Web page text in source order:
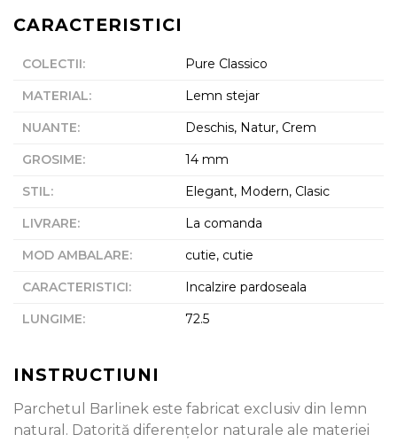
CARACTERISTICI
COLECTII:
Pure Classico
MATERIAL:
Lemn stejar
NUANTE:
Deschis, Natur, Crem
GROSIME:
14 mm
STIL:
Elegant, Modern, Clasic
LIVRARE:
La comanda
MOD AMBALARE:
cutie, cutie
CARACTERISTICI:
Incalzire pardoseala
LUNGIME: 72.5
INSTRUCTIUNI
Parchetul Barlinek este fabricat exclusiv din lemn
natural. Datorită diferenţelor naturale ale materiei